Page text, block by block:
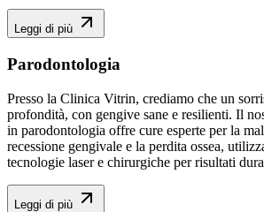
Leggi di più
Parodontologia
Presso la Clinica Vitrin, crediamo che un
profondità, con gengive sane e resilienti. Il
in parodontologia offre cure esperte per la
recessione gengivale e la perdita ossea,
tecnologie laser e chirurgiche per risultati
Leggi di più